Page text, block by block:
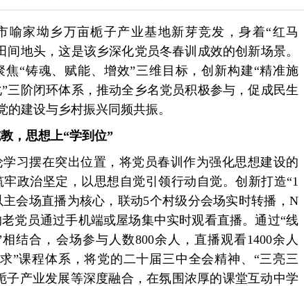
喻家坳乡万亩栀子产业基地新芽竞发，身着“红马
间地头，这是该乡深化党员冬春训成效的创新场景。
焦“铸魂、赋能、增效”三维目标，创新构建“精准施
三阶闭环体系，推动全乡名党员积极参与，促成民生
的建设与乡村振兴同频共振。
，思想上“学到位”
习摆在突出位置，将党员春训作为强化思想建设的
政治坚定，以思想自觉引领行动自觉。创新打造“1
会场直播为核心，联动5个村级分会场实时转播，N
党员通过手机端或屋场集中实时观看直播。通过“线
结合，会场参与人数800余人，直播观看1400余人
”课程体系，将党的二十届三中全会精神、“三亮三
子产业发展等深度融合，在氛围浓厚的课堂互动中学